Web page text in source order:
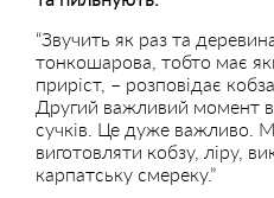
“Звучить як раз та
тонкошарова, тобто має
приріст, – розповідає
Другий важливий момент
сучків. Це дуже важливо.
виготовляти кобзу, ліру,
карпатську смереку.”